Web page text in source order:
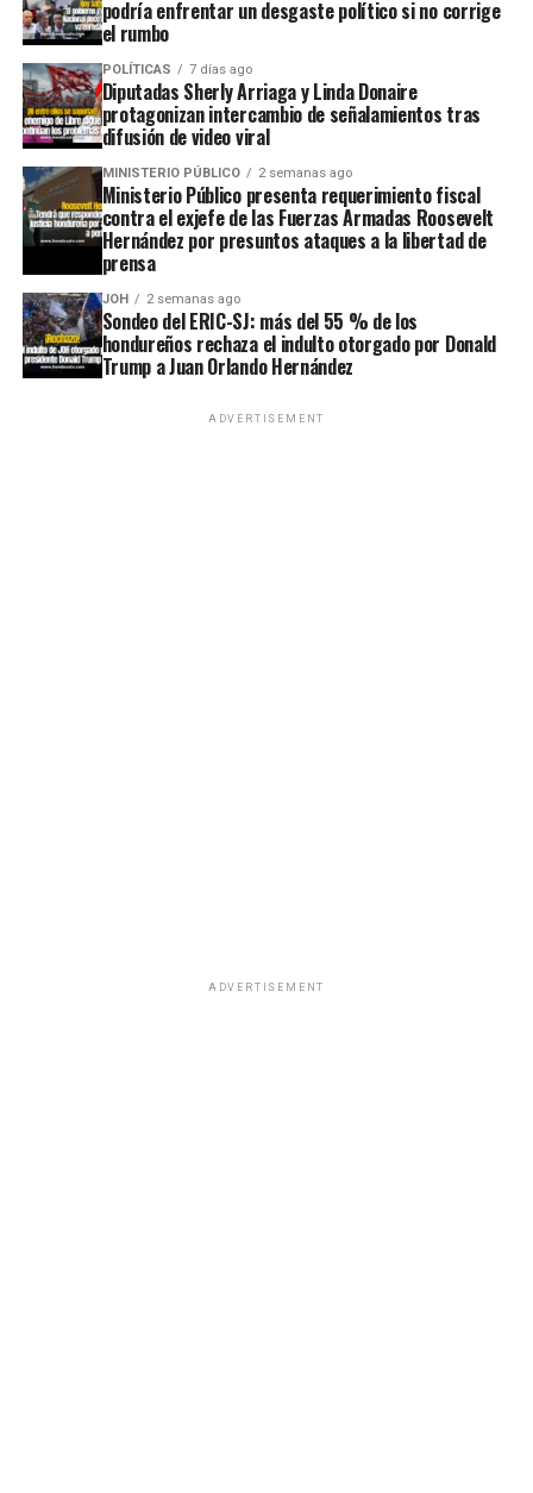
podría enfrentar un desgaste político si no corrige
el rumbo
POLÍTICAS 7 días ago
Diputadas Sherly Arriaga y Linda Donaire
protagonizan intercambio de señalamientos tras
difusión de video viral
MINISTERIO PÚBLICO 2 semanas ago
Ministerio Público presenta requerimiento fiscal
contra el exjefe de las Fuerzas Armadas Roosevelt
Hernández por presuntos ataques a la libertad de
prensa
JOH 2 semanas ago
Sondeo del ERIC-SJ: más del 55 % de los
hondureños rechaza el indulto otorgado por Donald
Trump a Juan Orlando Hernández
ADVERTISEMENT
ADVERTISEMENT